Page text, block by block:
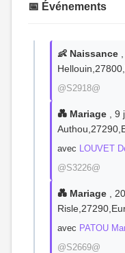
📅 Événements
👶 Naissance
@S2918@
💑 Mariage , 9
avec LOUVET
@S3226@
💑 Mariage ,
avec PATOU
@S2669@